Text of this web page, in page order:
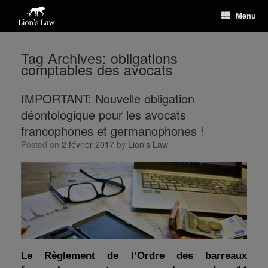
Menu
Tag Archives: obligations
comptables des avocats
IMPORTANT: Nouvelle obligation
déontologique pour les avocats
francophones et germanophones !
Posted on 2 février 2017 by Lion's Law
Le Règlement de l’Ordre des barreaux